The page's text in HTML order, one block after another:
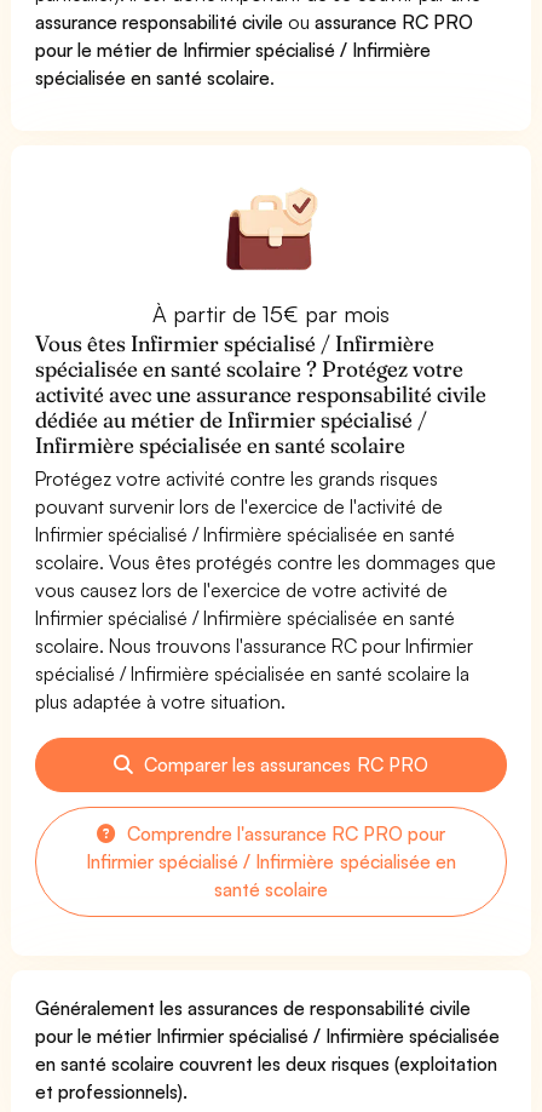
assurance responsabilité civile ouassurance RC PRO
pour le métier de Infirmier spécialisé / Infirmière
spécialisée en santé scolaire.
À partir de 15€ par mois
Vous êtes Infirmier spécialisé / Infirmière
spécialisée en santé scolaire ? Protégez votre
activité avec une assurance responsabilité civile
dédiée au métier de Infirmier spécialisé /
Infirmière spécialisée en santé scolaire
Protégez votre activité contre les grands risques
pouvant survenir lors de l'exercice de l'activité de
Infirmier spécialisé / Infirmière spécialisée en santé
scolaire. Vous êtes protégés contre les dommages que
vous causez lors de l'exercice de votre activité de
Infirmier spécialisé / Infirmière spécialisée en santé
scolaire. Nous trouvons l'assurance RC pour Infirmier
spécialisé / Infirmière spécialisée en santé scolaire la
plus adaptée à votre situation.
Comparer les assurances RC PRO
Comprendre l'assurance RC PRO pour
Infirmier spécialisé / Infirmière spécialisée en
santé scolaire
Généralement les assurances de responsabilité civile
pour le métier Infirmier spécialisé / Infirmière spécialisée
en santé scolaire couvrent les deux risques (exploitation
et professionnels).